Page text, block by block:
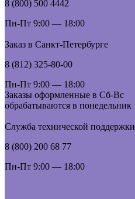
8 (800) 500 4442
Пн-Пт 9:00 — 18:00
Заказ в Санкт-Петербурге
8 (812) 325-80-00
Пн-Пт 9:00 — 18:00
Заказы оформленные в Сб-Вс
обрабатываются в понедельник
Служба технической поддержки
8 (800) 200 68 77
Пн-Пт 9:00 — 18:00